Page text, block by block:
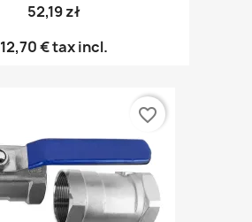
52,19 zł
12,70 €tax incl.
favorite_border